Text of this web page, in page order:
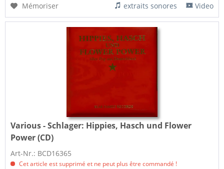
Mémoriser
extraits sonores Video
Various - Schlager: Hippies, Hasch und Flower
Power (CD)
Art-Nr.: BCD16365
Cet article est supprimé et ne peut plus être commandé !